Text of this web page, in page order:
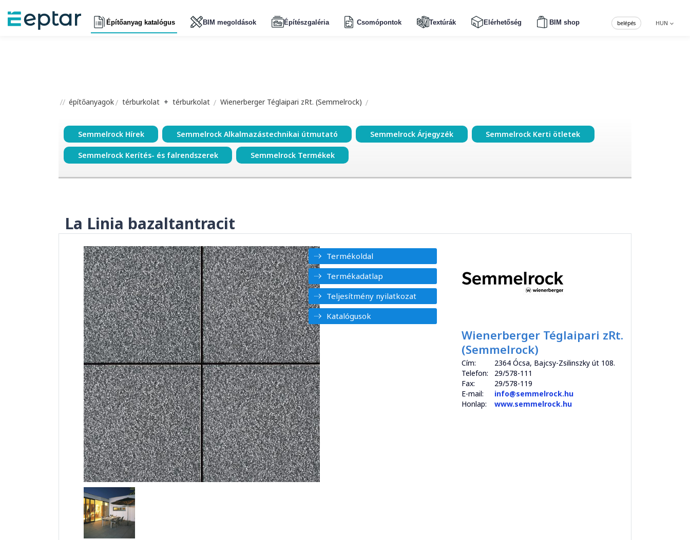
Építőanyag katalógus BIM megoldások Építészgaléria Csomópontok Textúrák Elérhetőség BIM shop HUN
belépés
építőanyagok térburkolat + térburkolat Wienerberger Téglaipari zRt. (Semmelrock)
Semmelrock Hírek Semmelrock Alkalmazástechnikai útmutató Semmelrock Árjegyzék Semmelrock Kerti ötletek
Semmelrock Kerítés- és falrendszerek Semmelrock Termékek
La Linia bazaltantracit
Termékoldal
Termékadatlap
Teljesítmény nyilatkozat
Katalógusok
Wienerberger Téglaipari zRt.
(Semmelrock)
Cím:
2364 Ócsa, Bajcsy-Zsilinszky út 108.
Telefon:
29/578-111
Fax:
29/578-119
E-mail:
info@semmelrock.hu
Honlap:
www.semmelrock.hu